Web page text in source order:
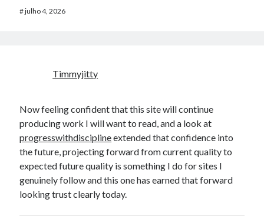
#julho 4, 2026
Timmyjitty
Now feeling confident that this site will continue
producing work I will want to read, and a look at
progresswithdisciplineextended that confidence into
the future, projecting forward from current quality to
expected future quality is something I do for sites I
genuinely follow and this one has earned that forward
looking trust clearly today.